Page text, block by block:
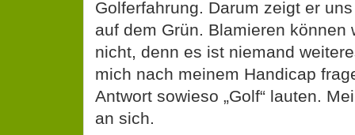
Golferfahrung. Darum zeigt er
auf dem Grün. Blamieren können
nicht, denn es ist niemand
mich nach meinem Handicap
Antwort sowieso „Golf“ lauten.
an sich.